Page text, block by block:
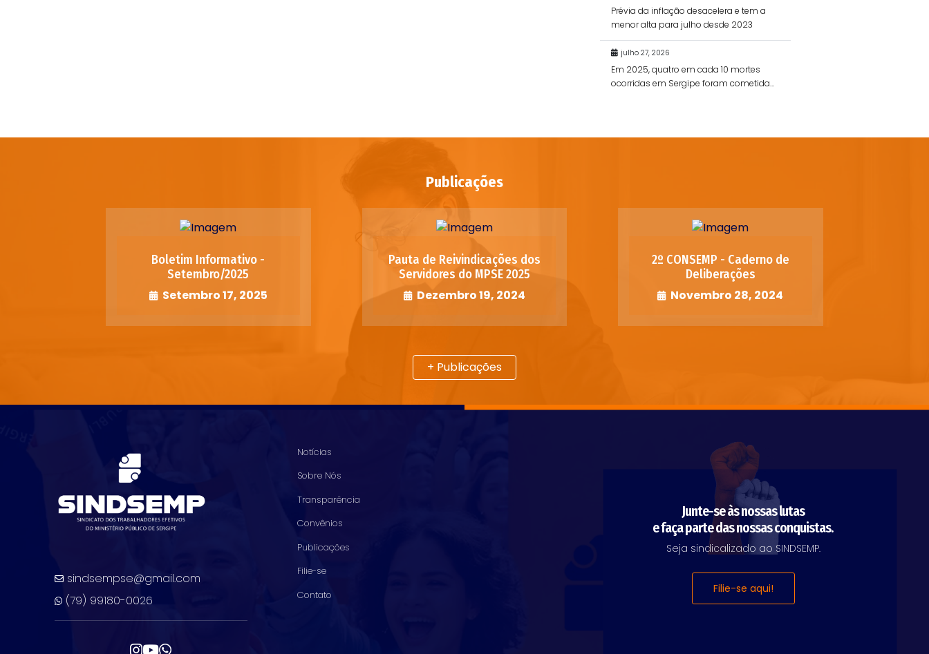
Prévia da inflação desacelera e tem a
menor alta para julho desde 2023
julho 27, 2026
Em 2025, quatro em cada 10 mortes
ocorridas em Sergipe foram cometidas
Publicações
Boletim Informativo -
Setembro/2025
Setembro 17, 2025
Pauta de Reivindicações dos
Servidores do MPSE 2025
Dezembro 19, 2024
2º CONSEMP - Caderno de
Deliberações
Novembro 28, 2024
+ Publicações
sindsempse@gmail.com
(79) 99180-0026
Notícias
Sobre Nós
Transparência
Convênios
Publicações
Filie-se
Contato
Junte-se às nossas lutas
e faça parte das nossas conquistas.
Seja sindicalizado ao SINDSEMP.
Filie-se aqui!